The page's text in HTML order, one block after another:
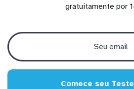
gratuitamente por
Comece seu